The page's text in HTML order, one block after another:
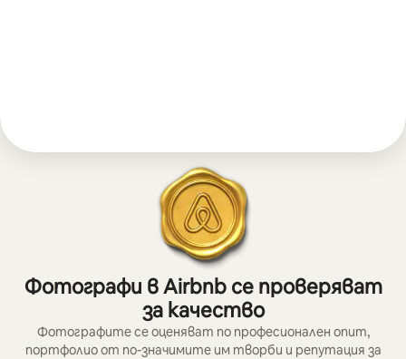
Фотографи в Airbnb се проверяват
за качество
Фотографите се оценяват по професионален опит,
портфолио от по-значимите им творби и репутация за